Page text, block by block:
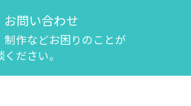
お問い合わせ
作などお困りのことが
ださい。